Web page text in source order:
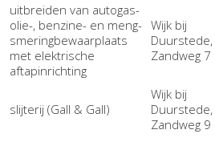
uitbreiden van autogas-
olie-, benzine- en meng-
smeringbewaarplaats
met elektrische
aftapinrichting
Wijk bij
Duurstede,
Zandweg 7
slijterij (Gall & Gall)
Wijk bij
Duurstede,
Zandweg 9